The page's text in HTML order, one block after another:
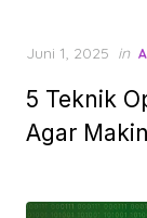
Posted
Juni 1, 2025 in
5 Teknik
Agar